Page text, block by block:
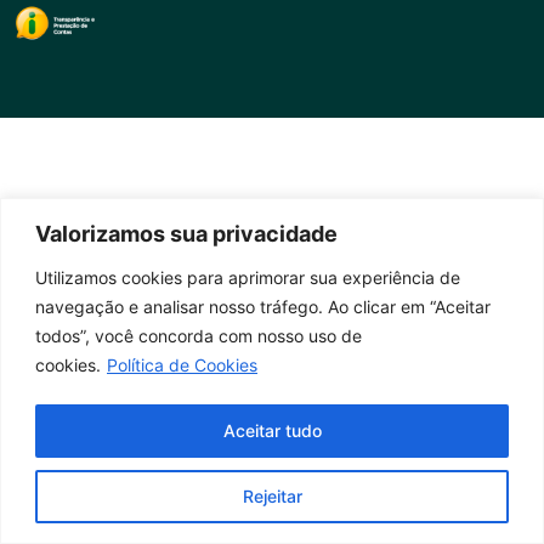
Valorizamos sua privacidade
Utilizamos cookies para aprimorar sua experiência de
navegação e analisar nosso tráfego. Ao clicar em “Aceitar
todos”, você concorda com nosso uso de
cookies. Política de Cookies
Rejeitar
Aceitar tudo